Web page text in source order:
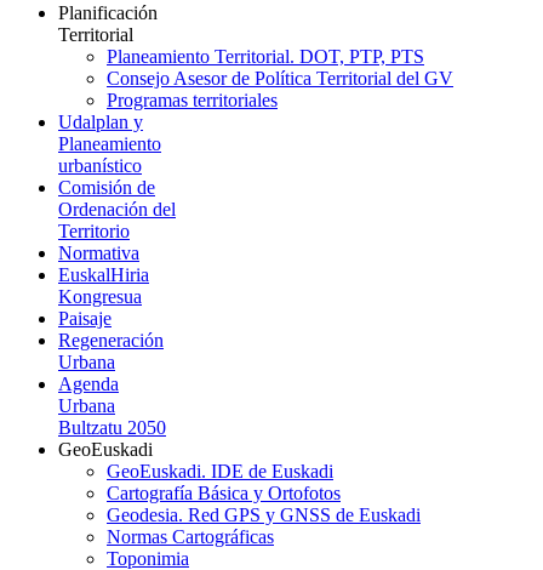
Planificación
Territorial
Planeamiento Territorial. DOT, PTP, PTS
Consejo Asesor de Política Territorial del GV
Programas territoriales
Udalplan y
Planeamiento
urbanístico
Comisión de
Ordenación del
Territorio
Normativa
EuskalHiria
Kongresua
Paisaje
Regeneración
Urbana
Agenda
Urbana
Bultzatu 2050
GeoEuskadi
GeoEuskadi. IDE de Euskadi
Cartografía Básica y Ortofotos
Geodesia. Red GPS y GNSS de Euskadi
Normas Cartográficas
Toponimia